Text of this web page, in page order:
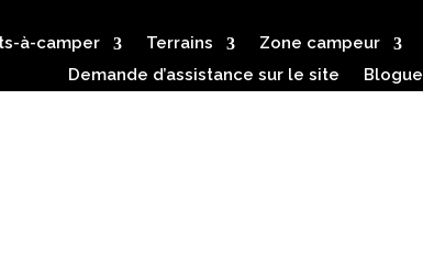
à-camper Terrains Zone campeur
Demande d’assistance sur le site
Blogue